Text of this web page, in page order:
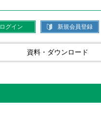
ログイン 新規会員登録
資料・ダウンロード